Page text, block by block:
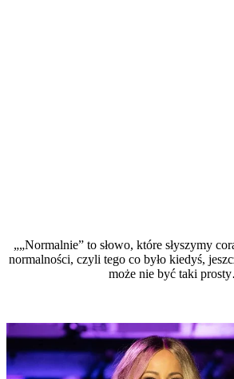
„„Normalnie” to słowo, które słyszymy
normalności, czyli tego co było kiedyś,
może nie być taki